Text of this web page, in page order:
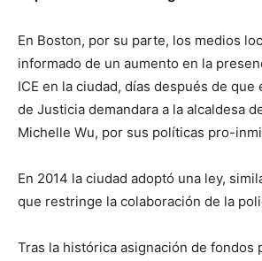
En Boston, por su parte, los medios
informado de un aumento en la
ICE en la ciudad, días después de que
de Justicia demandara a la alcaldesa
Michelle Wu, por sus políticas pro-
En 2014 la ciudad adoptó una ley,
que restringe la colaboración de la
Tras la histórica asignación de fondos